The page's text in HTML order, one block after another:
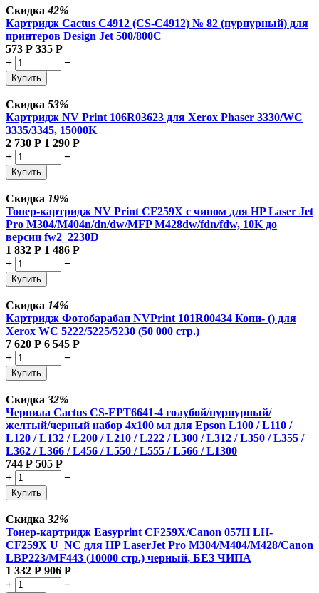
Скидка42%
Картридж Cactus C4912 (CS-C4912) № 82 (пурпурный) для
принтеров Design Jet 500/800C
573 Р 335 Р
+
−
Купить
Скидка 53%
Картридж NV Print 106R03623 для Xerox Phaser 3330/WC
3335/3345, 15000K
2 730 Р 1 290 Р
+
−
Купить
Скидка 19%
Тонер-картридж NV Print CF259X с чипом для HP Laser Jet
Pro M304/M404n/dn/dw/MFP M428dw/fdn/fdw, 10K до
версии fw2_2230D
1 832 Р 1 486 Р
+
−
Купить
Скидка 14%
Картридж Фотобарабан NVPrint 101R00434 Копи- () для
Xerox WC 5222/5225/5230 (50 000 стр.)
7 620 Р 6 545 Р
+
−
Купить
Скидка 32%
Чернила Cactus CS-EPT6641-4 голубой/пурпурный/
желтый/черный набор 4x100 мл для Epson L100 / L110 /
L120 / L132 / L200 / L210 / L222 / L300 / L312 / L350 / L355 /
L362 / L366 / L456 / L550 / L555 / L566 / L1300
744 Р 505 Р
+
−
Купить
Скидка 32%
Тонер-картридж Easyprint CF259X/Canon 057H LH-
CF259X U_NC для HP LaserJet Pro M304/M404/M428/Canon
LBP223/MF443 (10000 стр.) черный, БЕЗ ЧИПА
1 332 Р 906 Р
+
−